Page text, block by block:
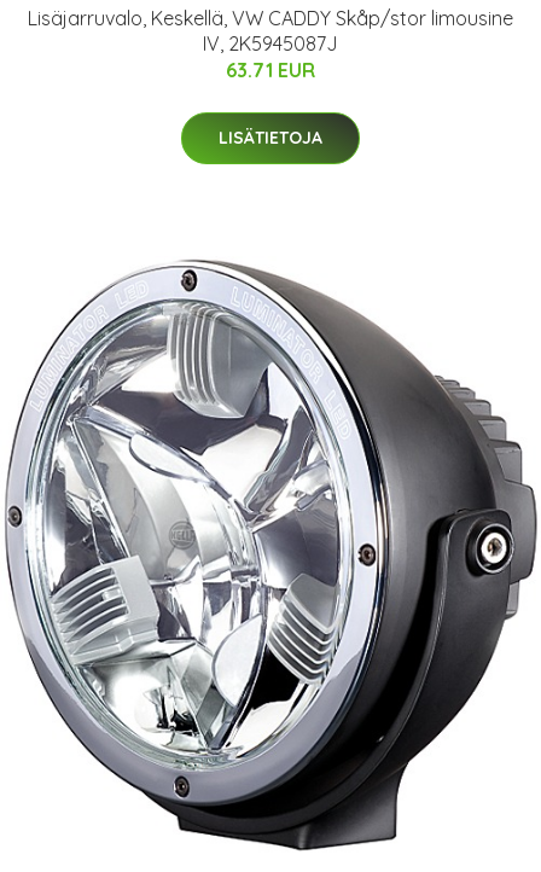
Lisäjarruvalo, Keskellä, VW CADDY Skåp/stor limousine
IV, 2K5945087J
63.71 EUR
LISÄTIETOJA